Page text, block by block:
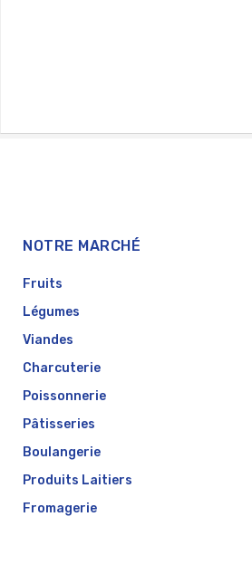
NOTRE MARCHÉ
Fruits
Légumes
Viandes
Charcuterie
Poissonnerie
Pâtisseries
Boulangerie
Produits Laitiers
Fromagerie